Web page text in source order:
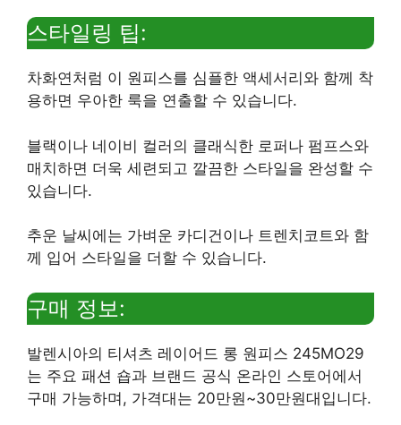
스타일링 팁:
차화연처럼 이 원피스를 심플한 액세서리와 함께 착
용하면 우아한 룩을 연출할 수 있습니다.
블랙이나 네이비 컬러의 클래식한 로퍼나 펌프스와
매치하면 더욱 세련되고 깔끔한 스타일을 완성할 수
있습니다.
추운 날씨에는 가벼운 카디건이나 트렌치코트와 함
께 입어 스타일을 더할 수 있습니다.
구매 정보:
발렌시아의 티셔츠 레이어드 롱 원피스 245MO29
는 주요 패션 숍과 브랜드 공식 온라인 스토어에서
구매 가능하며, 가격대는 20만원~30만원대입니다.